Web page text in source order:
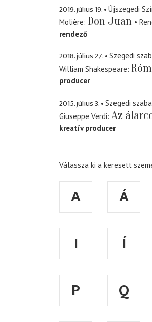
2019. július 19.
Újszegedi
Molière Don Juan
rendező
2018. július 27.
Szegedi
William Shakespeare
producer
2015. július 3.
Szegedi
Giuseppe Verdi Az
kreatív producer
Válassza ki a keresett
A Á
I
Í
P
Q